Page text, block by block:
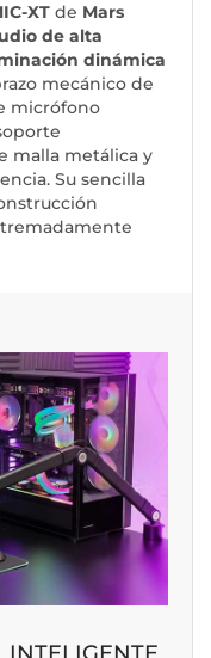
XT de Mars
de alta
dinámica
mecánico de
micrófono
malla metálica y
Su sencilla